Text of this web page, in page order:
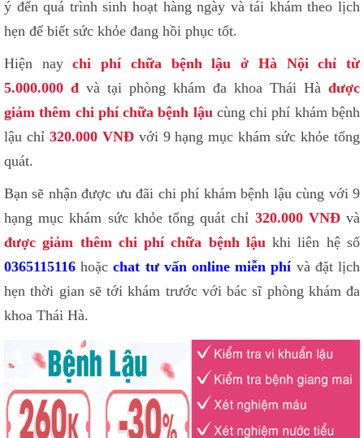
ý đến quá trình sinh hoạt hàng ngày và tái khám theo lịch
hẹn để biết sức khỏe đang hồi phục tốt.
Hiện naychi phí chữa bệnh lậu ở Hà Nội chỉ từ
5.000.000 đ và tại phòng khám đa khoa Thái Hà được
giảm thêm chi phí chữa bệnh lậucùng chi phí khám bệnh
lậu chỉ 320.000 VNĐvới 9 hạng mục khám sức khỏe tổng
quát.
Bạn sẽ nhận được ưu đãi chi phí khám bệnh lậu cùng với 9
hạng mục khám sức khỏe tổng quát chỉ 320.000 VNĐvà
được giảm thêm chi phí chữa bệnh lậukhi liên hệ số
0365115116 hoặcchat tư vấn online miễn phívà đặt lịch
hẹn thời gian sẽ tới khám trước với bác sĩ phòng khám đa
khoa Thái Hà.